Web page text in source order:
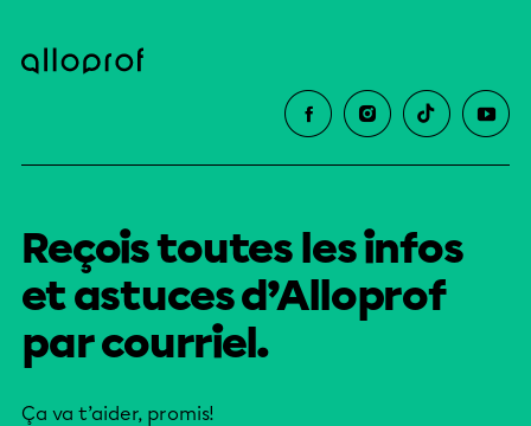
Reçois toutes les infos
et astuces d’Alloprof
par courriel.
Ça va t’aider, promis!